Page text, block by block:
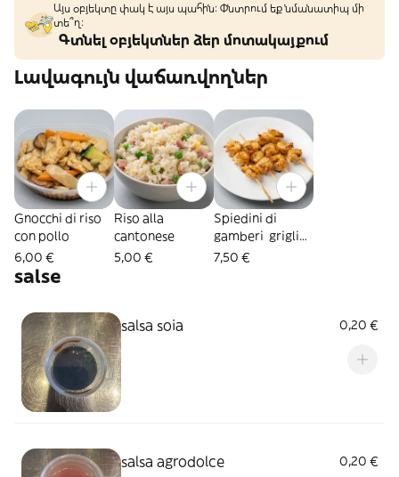
Այս օբյեկտը փակ է այս պահին: Փնտրում եք նմանատիպ մի
տե՞ղ։
Գտնել օբյեկտներ ձեր մոտակայքում
Լավագույն վաճառվողներ
Gnocchi di riso
con pollo
6,00 €
Riso alla
cantonese
5,00 €
Spiedini di
gamberi griglia
4 pezzi
7,50 €
salse
salsa soia 0,20 €
salsa agrodolce 0,20 €